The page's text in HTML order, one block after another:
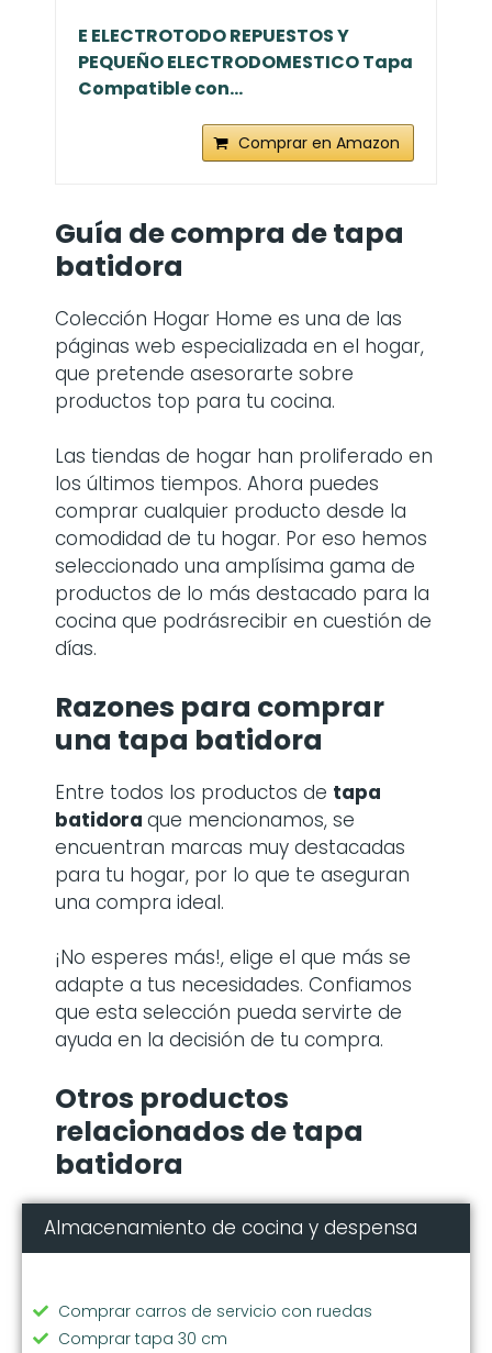
E ELECTROTODO REPUESTOS Y
PEQUEÑO ELECTRODOMESTICO Tapa
Compatible con...
Comprar en Amazon
Guía de compra detapa
batidora
Colección Hogar Home es una de las
páginas web especializada en el hogar,
que pretende asesorarte sobre
productos top para tu cocina.
Las tiendas de hogar han proliferado en
los últimos tiempos. Ahora puedes
comprar cualquier producto desde la
comodidad de tu hogar. Por eso hemos
seleccionado una amplísima gama de
productos de lo más destacado para la
cocina que podrásrecibir en cuestión de
días.
Razones para comprar
una tapa batidora
Entre todos los productos de tapa
batidora que mencionamos, se
encuentran marcas muy destacadas
para tu hogar, por lo que te aseguran
una compra ideal.
¡No esperes más!, elige el que más se
adapte a tus necesidades. Confiamos
que esta selección pueda servirte de
ayuda en la decisión de tu compra.
Otros productos
relacionados de tapa
batidora
Almacenamiento de cocina y despensa
Comprar carros de servicio con ruedas
Comprar tapa 30 cm